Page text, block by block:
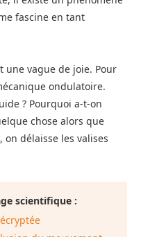
fascine en tant
une vague de joie. Pour
ondulatoire.
? Pourquoi a-t-on
chose alors que
délaisse les valises
scientifique :